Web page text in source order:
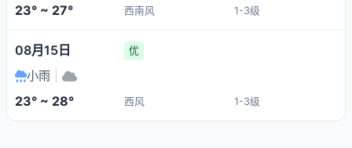
23° ~ 27° 西南风 1-3级
08月15日 优
小雨
23° ~ 28° 西风 1-3级